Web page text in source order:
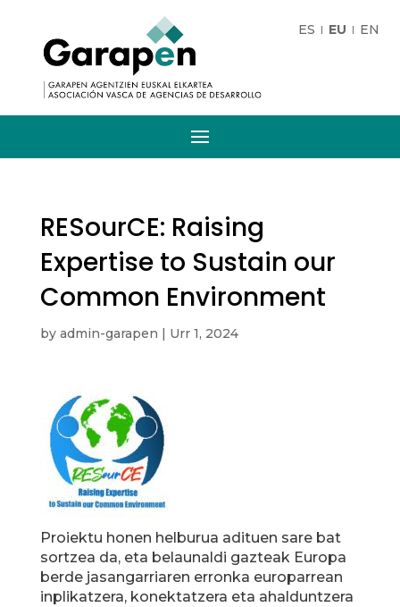
ES EU EN
RESourCE: Raising
Expertise to Sustain our
Common Environment
by admin-garapen | Urr 1, 2024
Proiektu honen helburua adituen sare bat
sortzea da, eta belaunaldi gazteak Europa
berde jasangarriaren erronka europarrean
inplikatzera, konektatzera eta ahalduntzera